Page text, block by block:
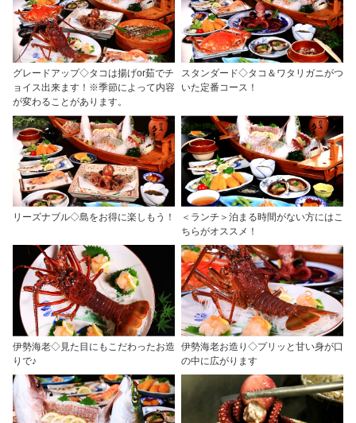
グレードアップ◇タコは揚げor茹でチ
ョイス出来ます！※季節によって内容
が変わることがあります。
スタンダード◇タコ＆ワタリガニがつ
いた定番コース！
リーズナブル◇島をお得に楽しもう！
＜ランチ＞泊まる時間がない方にはこ
ちらがオススメ！
伊勢海老◇見た目にもこだわったお造
りで♪
伊勢海老お造り◇プリッと甘い身が口
の中に広がります